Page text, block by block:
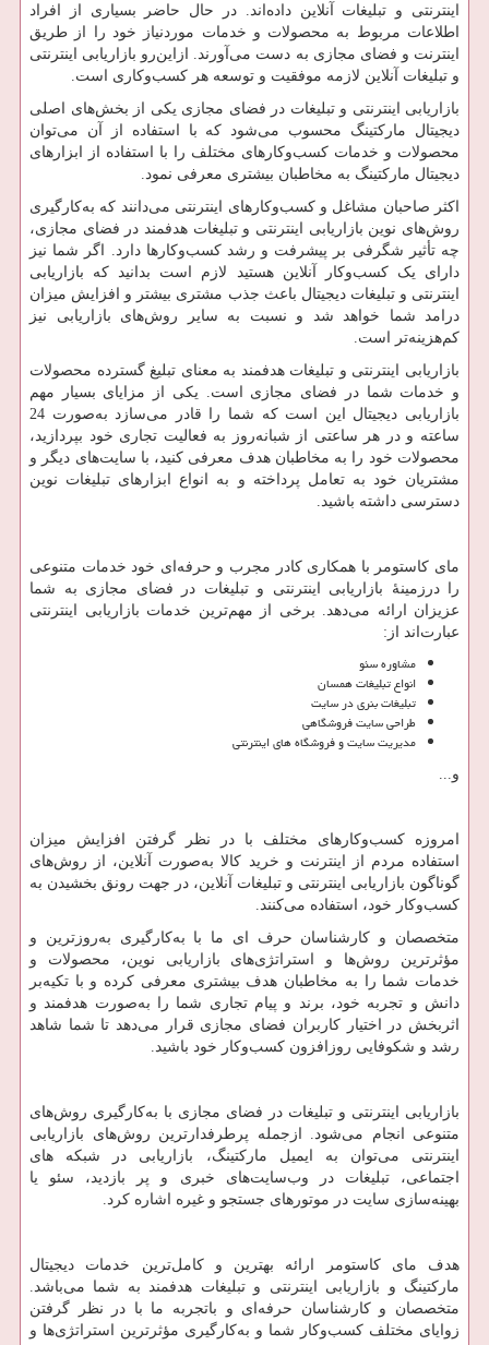
اینترنتی و تبلیغات آنلاین داده‌اند. در حال حاضر بسیاری از افراد
اطلاعات مربوط به محصولات و خدمات موردنیاز خود را از طریق
اینترنت و فضای مجازی به دست می‌آورند. ازاین‌رو بازاریابی اینترنتی
و تبلیغات آنلاین لازمه موفقیت و توسعه هر کسب‌وکاری است.
بازاریابی اینترنتی و تبلیغات در فضای مجازی یکی از بخش‌های اصلی
دیجیتال مارکتینگ محسوب می‌شود که با استفاده از آن می‌توان
محصولات و خدمات کسب‌وکارهای مختلف را با استفاده از ابزارهای
دیجیتال مارکتینگ به مخاطبان بیشتری معرفی نمود.
اکثر صاحبان مشاغل و کسب‌وکارهای اینترنتی می‌دانند که به‌کارگیری
روش‌های نوین بازاریابی اینترنتی و تبلیغات هدفمند در فضای مجازی،
چه تأثیر شگرفی بر پیشرفت و رشد کسب‌وکارها دارد. اگر شما نیز
دارای یک کسب‌وکار آنلاین هستید لازم است بدانید که بازاریابی
اینترنتی و تبلیغات دیجیتال باعث جذب مشتری بیشتر و افزایش میزان
درامد شما خواهد شد و نسبت به سایر روش‌های بازاریابی نیز
کم‌هزینه‌تر است.
بازاریابی اینترنتی و تبلیغات هدفمند به معنای تبلیغ گسترده محصولات
و خدمات شما در فضای مجازی است. یکی از مزایای بسیار مهم
بازاریابی دیجیتال این است که شما را قادر می‌سازد به‌صورت 24
ساعته و در هر ساعتی از شبانه‌روز به فعالیت تجاری خود بپردازید،
محصولات خود را به مخاطبان هدف معرفی کنید، با سایت‌های دیگر و
مشتریان خود به تعامل پرداخته و به انواع ابزارهای تبلیغات نوین
دسترسی داشته باشید.
مای کاستومر با همکاری کادر مجرب و حرفه‌ای خود خدمات متنوعی
را درزمینهٔ بازاریابی اینترنتی و تبلیغات در فضای مجازی به شما
عزیزان ارائه می‌دهد. برخی از مهم‌ترین خدمات بازاریابی اینترنتی
عبارت‌اند از:
مشاوره سئو
انواع تبلیغات همسان
تبلیغات بنری در سایت
طراحی سایت فروشگاهی
مدیریت سایت و فروشگاه های اینترنتی
و...
امروزه کسب‌وکارهای مختلف با در نظر گرفتن افزایش میزان
استفاده مردم از اینترنت و خرید کالا به‌صورت آنلاین، از روش‌های
گوناگون بازاریابی اینترنتی و تبلیغات آنلاین، در جهت رونق بخشیدن به
کسب‌وکار خود، استفاده می‌کنند.
متخصصان و کارشناسان حرف ای ما با به‌کارگیری به‌روزترین و
مؤثرترین روش‌ها و استراتژی‌های بازاریابی نوین، محصولات و
خدمات شما را به مخاطبان هدف بیشتری معرفی کرده و با تکیه‌بر
دانش و تجربه خود، برند و پیام تجاری شما را به‌صورت هدفمند و
اثربخش در اختیار کاربران فضای مجازی قرار می‌دهد تا شما شاهد
رشد و شکوفایی روزافزون کسب‌وکار خود باشید.
بازاریابی اینترنتی و تبلیغات در فضای مجازی با به‌کارگیری روش‌های
متنوعی انجام می‌شود. ازجمله پرطرفدارترین روش‌های بازاریابی
اینترنتی می‌توان به ایمیل مارکتینگ، بازاریابی در شبکه های
اجتماعی، تبلیغات در وب‌سایت‌های خبری و پر بازدید، سئو یا
بهینه‌سازی سایت در موتورهای جستجو و غیره اشاره کرد.
هدف مای کاستومر ارائه بهترین و کامل‌ترین خدمات دیجیتال
مارکتینگ و بازاریابی اینترنتی و تبلیغات هدفمند به شما می‌باشد.
متخصصان و کارشناسان حرفه‌ای و باتجربه ما با در نظر گرفتن
زوایای مختلف کسب‌وکار شما و به‌کارگیری مؤثرترین استراتژی‌ها و